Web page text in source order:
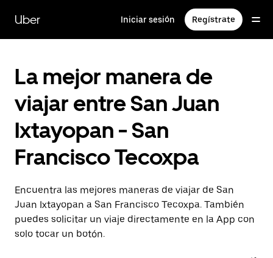
contenido
principal
Uber Iniciar sesión Regístrate
La mejor manera de
viajar entre San Juan
Ixtayopan - San
Francisco Tecoxpa
Encuentra las mejores maneras de viajar de San
Juan Ixtayopan a San Francisco Tecoxpa. También
puedes solicitar un viaje directamente en la App con
solo tocar un botón.